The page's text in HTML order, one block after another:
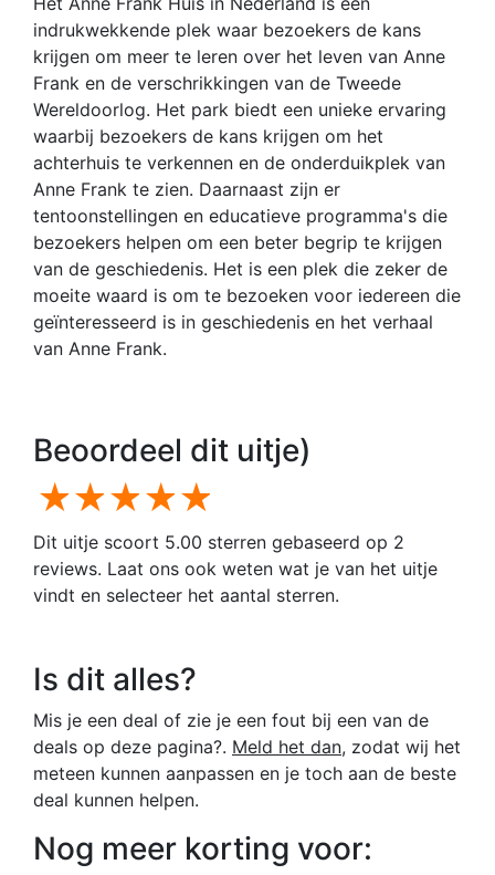
indrukwekkende plek waar bezoekers de kans
krijgen om meer te leren over het leven van Anne
Frank en de verschrikkingen van de Tweede
Wereldoorlog. Het park biedt een unieke ervaring
waarbij bezoekers de kans krijgen om het
achterhuis te verkennen en de onderduikplek van
Anne Frank te zien. Daarnaast zijn er
tentoonstellingen en educatieve programma's die
bezoekers helpen om een beter begrip te krijgen
van de geschiedenis. Het is een plek die zeker de
moeite waard is om te bezoeken voor iedereen die
geïnteresseerd is in geschiedenis en het verhaal
van Anne Frank.
Beoordeel dit uitje)
4 stars
3 stars
2 stars
1 star
Dit uitje scoort 5.00 sterren gebaseerd op 2
reviews. Laat ons ook weten wat je van het uitje
vindt en selecteer het aantal sterren.
Is dit alles?
Mis je een deal of zie je een fout bij een van de
deals op deze pagina?. Meld het dan, zodat wij het
meteen kunnen aanpassen en je toch aan de beste
deal kunnen helpen.
Nog meer korting voor: